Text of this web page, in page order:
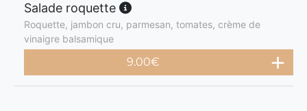
Salade roquette
Roquette, jambon cru, parmesan, tomates, crème de
vinaigre balsamique
9.00€